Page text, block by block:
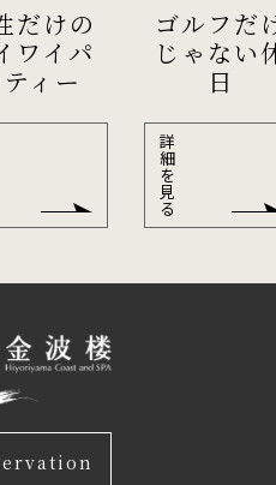
だけの
ワイパ
ィー
ゴルフだ
じゃない
日
詳
細
を
見
る